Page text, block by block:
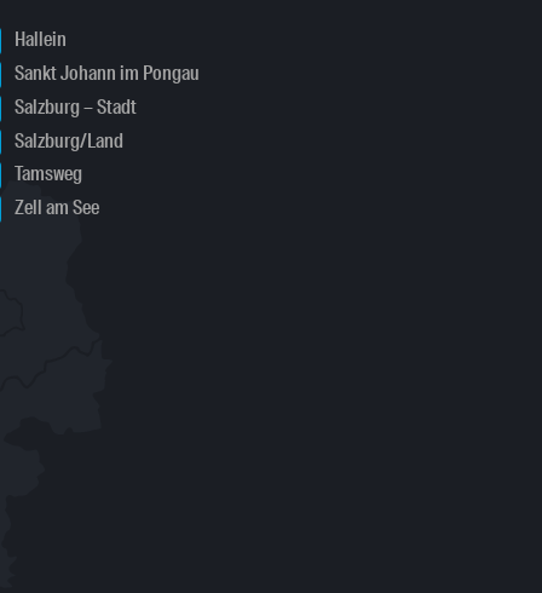
Hallein
Sankt Johann im Pongau
Salzburg – Stadt
Salzburg/Land
Tamsweg
Zell am See